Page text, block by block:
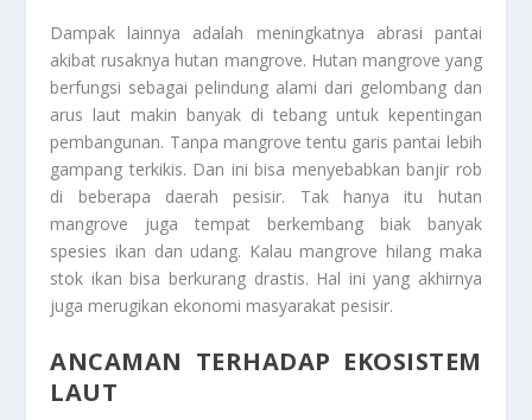
Dampak lainnya adalah meningkatnya abrasi pantai
akibat rusaknya hutan mangrove. Hutan mangrove yang
berfungsi sebagai pelindung alami dari gelombang dan
arus laut makin banyak di tebang untuk kepentingan
pembangunan. Tanpa mangrove tentu garis pantai lebih
gampang terkikis. Dan ini bisa menyebabkan banjir rob
di beberapa daerah pesisir. Tak hanya itu hutan
mangrove juga tempat berkembang biak banyak
spesies ikan dan udang. Kalau mangrove hilang maka
stok ikan bisa berkurang drastis. Hal ini yang akhirnya
juga merugikan ekonomi masyarakat pesisir.
ANCAMAN TERHADAP EKOSISTEM
LAUT